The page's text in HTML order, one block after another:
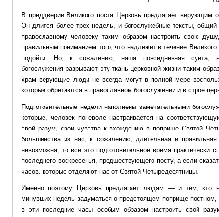
В преддверии Великого поста Церковь предлагает верующим
Он длится более трех недель, и богослужебные тексты, общий
православному человеку таким образом настроить свою
правильным пониманием того, что надлежит в течение
подойти. Но, к сожалению, наша повседневная суета,
богослужения разрывают эту ткань церковной жизни таким
храм верующие люди не всегда могут в полной мере
которые обретаются в православном богослужении и в строе
Подготовительные недели наполнены замечательными
которые, человек поневоле настраивается на
свой разум, свои чувства к вхождению в поприще Святой
большинства из нас, к сожалению, длительная и правильная
невозможна, то все это подготовительное время практически
последнего воскресенья, предшествующего посту, а если
часов, которые отделяют нас от Святой Четыредесятницы.
Именно поэтому Церковь предлагает людям — и тем, кто
минувших недель задуматься о предстоящем поприще
в эти последние часы особым образом настроить свой